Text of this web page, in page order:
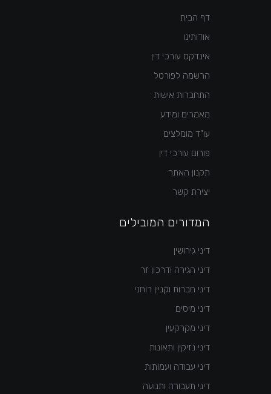
דף הבית
אודותינו
אינדקס עורכי דין
הרשמה לפורטל
התחברות אישית
מאמרים ומידע
עו"ד מומלצים
פורום עורכי דין
תקנון האתר
יצירת קשר
המדורים המובילים
דיני גירושין
דיני הגירה ודרכון זר
דיני חברות וקניין רוחני
דיני מיסים
דיני מקרקעין
דיני נזיקין ותאונות
דיני עבודה ועמותות
דיני תעבורה ותנועה